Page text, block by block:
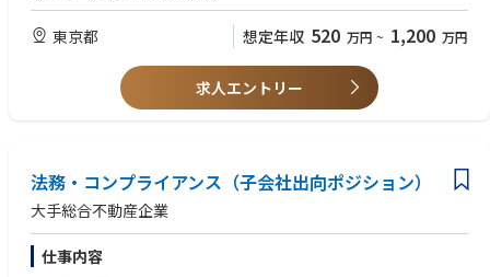
We’re seeking an Internal Audit Manager who brings strong audit expertis
e and the drive to make an impact. You will play a key role in strengtheni
cross the organization to ensure effective governance and continuous im
provement. You have proven experience in internal audit, ideally within t
We value people who are curious, analytical, and forward-thinking. Thos
e who look beyond the surface to understand root causes and identify o
pportunities for improvement. You approach challenges with a critical b
【求める人物像】
◎内部監査人として公正不偏の態度で業務に従事できる方
◎様々な情報の収集・分析により組織の課題を見つけ、改善提言ができる
で粘り強く遂行できる方
◎組織に主体的に関与し、組織課題の解決に貢献するとともに、組織の力
を向上させられる方 （業務と人材のマネジメント力）
東京都 想定年収 520 万円 ~ 1,200 万円
求人エントリー
法務・コンプライアンス（子会社出向ポジション）
大手総合不動産企業
仕事内容